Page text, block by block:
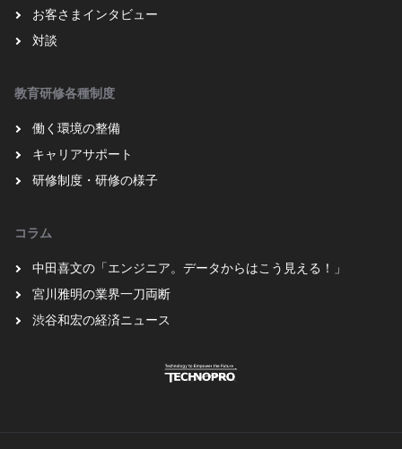
お客さまインタビュー
対談
教育研修各種制度
働く環境の整備
キャリアサポート
研修制度・研修の様子
コラム
中田喜文の「エンジニア。データからはこう見える！」
宮川雅明の業界一刀両断
渋谷和宏の経済ニュース